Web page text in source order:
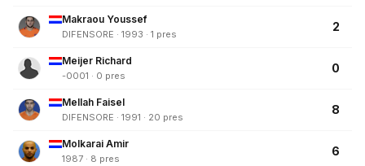
Makraou Youssef
DIFENSORE · 1993 · 1 pres
2
Meijer Richard
-0001 · 0 pres
0
Mellah Faisel
DIFENSORE · 1991 · 20 pres
8
Molkarai Amir
1987 · 8 pres
6